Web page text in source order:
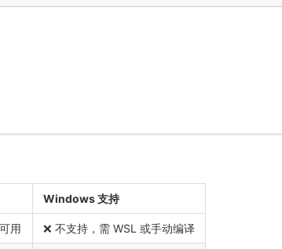
Windows 支持
可用 ❌ 不支持，需 WSL 或手动编译